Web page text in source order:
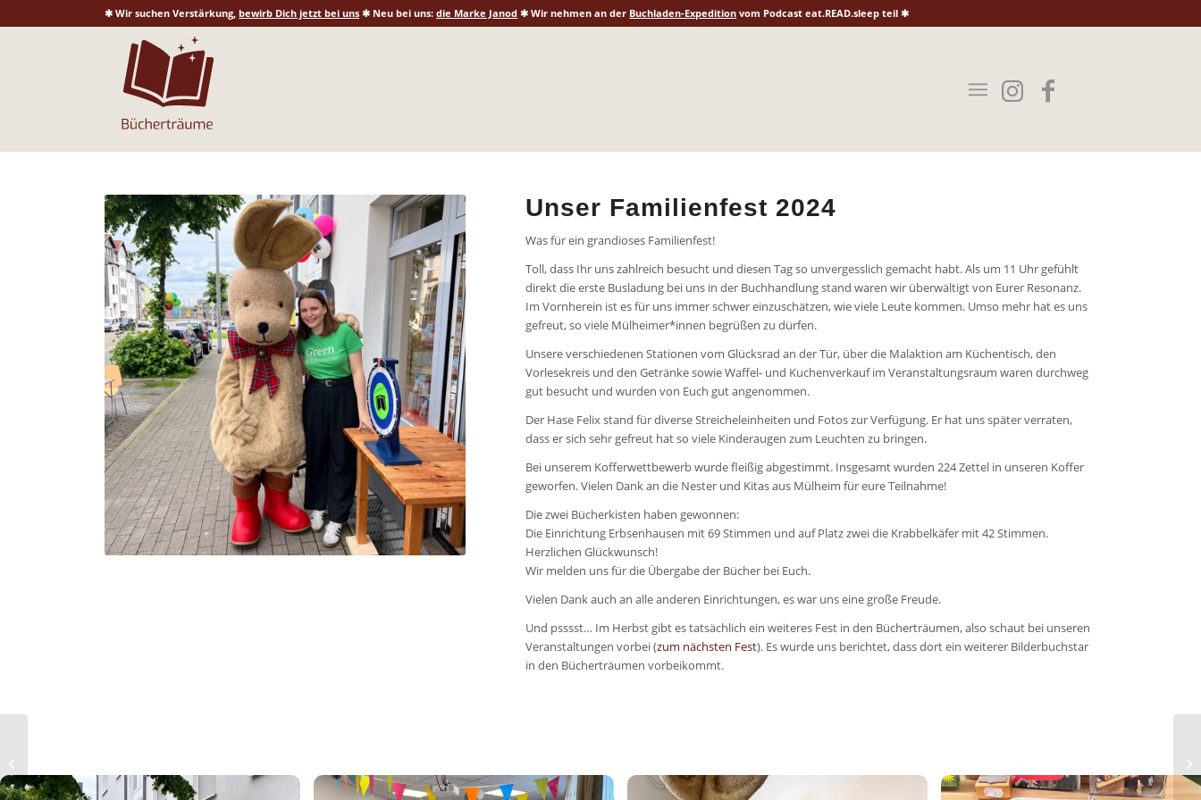
✱ Wir suchen Verstärkung,bewirb Dich jetzt bei uns ✱ Neu bei uns:die Marke Janod ✱ Wir nehmen an der Buchladen-Expedition vom Podcast eat.READ.sleep teil ✱
Unser Familienfest 2024
Was für ein grandioses Familienfest!
Toll, dass Ihr uns zahlreich besucht und diesen Tag so unvergesslich gemacht habt. Als um 11 Uhr gefühlt
direkt die erste Busladung bei uns in der Buchhandlung stand waren wir überwältigt von Eurer Resonanz.
Im Vornherein ist es für uns immer schwer einzuschätzen, wie viele Leute kommen. Umso mehr hat es uns
gefreut, so viele Mülheimer*innen begrüßen zu dürfen.
Unsere verschiedenen Stationen vom Glücksrad an der Tür, über die Malaktion am Küchentisch, den
Vorlesekreis und den Getränke sowie Waffel- und Kuchenverkauf im Veranstaltungsraum waren durchweg
gut besucht und wurden von Euch gut angenommen.
Der Hase Felix stand für diverse Streicheleinheiten und Fotos zur Verfügung. Er hat uns später verraten,
dass er sich sehr gefreut hat so viele Kinderaugen zum Leuchten zu bringen.
Bei unserem Kofferwettbewerb wurde fleißig abgestimmt. Insgesamt wurden 224 Zettel in unseren Koffer
geworfen. Vielen Dank an die Nester und Kitas aus Mülheim für eure Teilnahme!
Die zwei Bücherkisten haben gewonnen:
Die Einrichtung Erbsenhausen mit 69 Stimmen und auf Platz zwei die Krabbelkäfer mit 42 Stimmen.
Herzlichen Glückwunsch!
Wir melden uns für die Übergabe der Bücher bei Euch.
Vielen Dank auch an alle anderen Einrichtungen, es war uns eine große Freude.
Und psssst… Im Herbst gibt es tatsächlich ein weiteres Fest in den Bücherträumen, also schaut bei unseren
Veranstaltungen vorbei (zum nächsten Fest). Es wurde uns berichtet, dass dort ein weiterer Bilderbuchstar
in den Bücherträumen vorbeikommt.
Mülheim 2024